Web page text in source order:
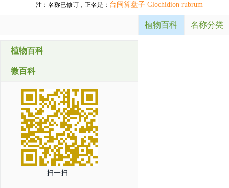
注：名称已修订，正名是： 台闽算盘子 Glochidion rubrum
植物百科 名称分类
植物百科
微百科
扫一扫